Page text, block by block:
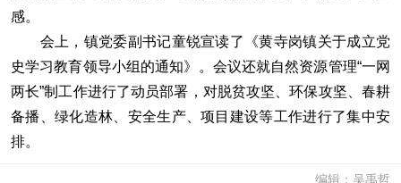
感。
会上，镇党委副书记童锐宣读了《黄寺岗镇关于成立党
史学习教育领导小组的通知》。会议还就自然资源管理“一网
两长”制工作进行了动员部署，对脱贫攻坚、环保攻坚、春耕
备播、绿化造林、安全生产、项目建设等工作进行了集中安
排。
编辑：吴禹哲